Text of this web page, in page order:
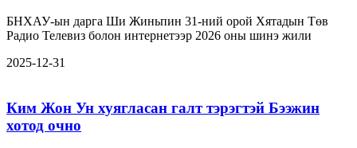
БНХАУ-ын дарга Ши Жиньпин 31-ний орой Хятадын Төв
Радио Телевиз болон интернетээр 2026 оны шинэ жили
2025-12-31
Ким Жон Ун хуягласан галт тэрэгтэй Бээжин
хотод очно